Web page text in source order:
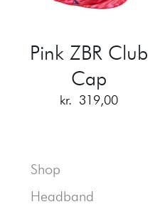
Pink ZBR Club
Cap
kr. 319,00
Shop
Headband